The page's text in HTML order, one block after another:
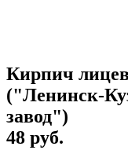
Кирпич
("Ленинск-
завод")
48 руб.